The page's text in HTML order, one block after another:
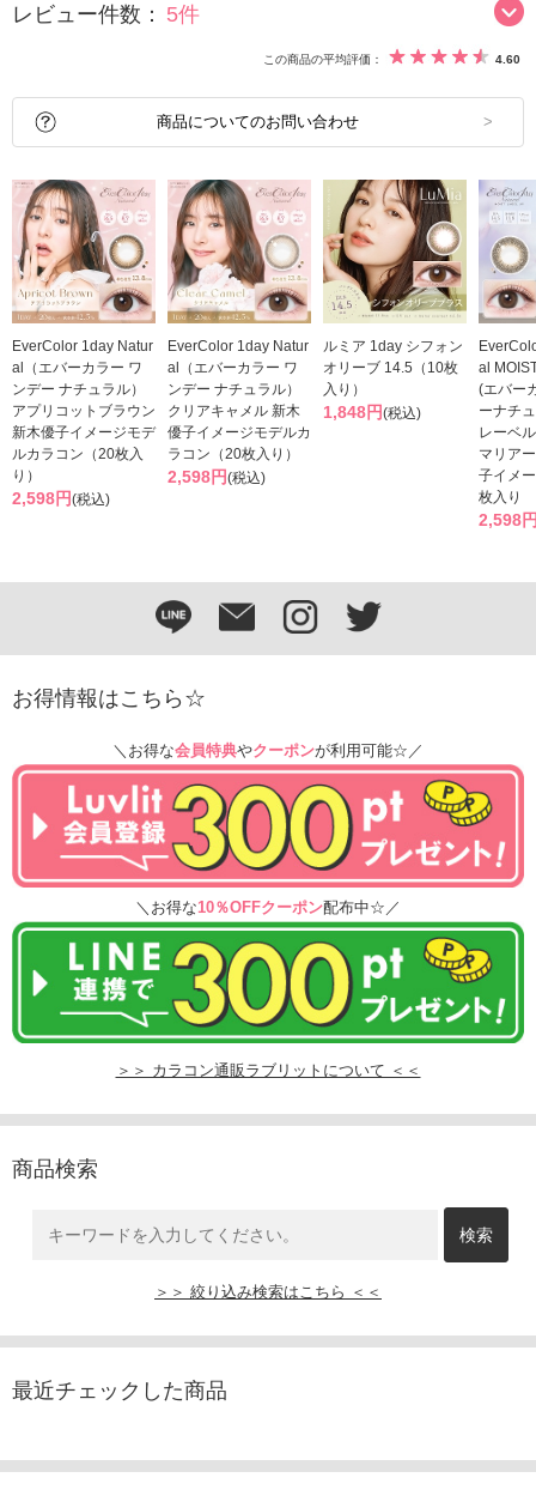
レビュー件数： 5件
この商品の平均評価： 4.60
商品についてのお問い合わせ
EverColor 1day Natur
al（エバーカラー ワ
ンデー ナチュラル）
アプリコットブラウン
新木優子イメージモデ
ルカラコン（20枚入
り）
2,598円(税込)
EverColor 1day Natur
al（エバーカラー ワ
ンデー ナチュラル）
クリアキャメル 新木
優子イメージモデルカ
ラコン（20枚入り）
2,598円(税込)
ルミア 1day シフォン
オリーブ 14.5（10枚
入り）
1,848円(税込)
al
(エバー
ーナチ
レーベ
マリア
子イメ
枚入り
2,598
お得情報はこちら☆
＼お得な会員特典やクーポンが利用可能☆／
＼お得な10％OFFクーポン配布中☆／
＞＞ カラコン通販ラブリットについて ＜＜
商品検索
＞＞ 絞り込み検索はこちら ＜＜
最近チェックした商品